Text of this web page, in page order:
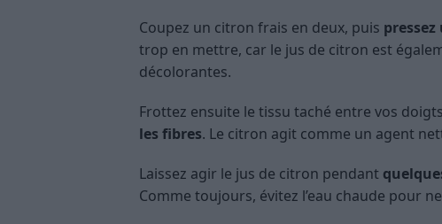
Coupez un citron frais en deux, puis
trop en mettre, car le jus de citron est
décolorantes.
Frottez ensuite le tissu taché entre vos
les fibres. Le citron agit comme un agent
Laissez agir le jus de citron pendant
Comme toujours, évitez l’eau chaude pour